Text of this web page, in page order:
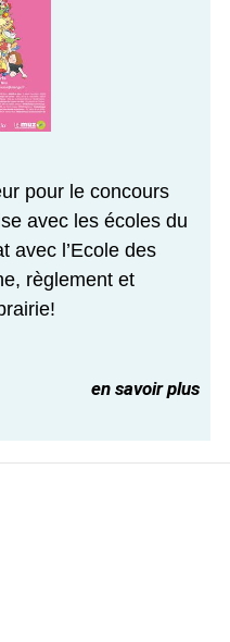
pour le concours
avec les écoles du
avec l’Ecole des
règlement et
en savoir plus